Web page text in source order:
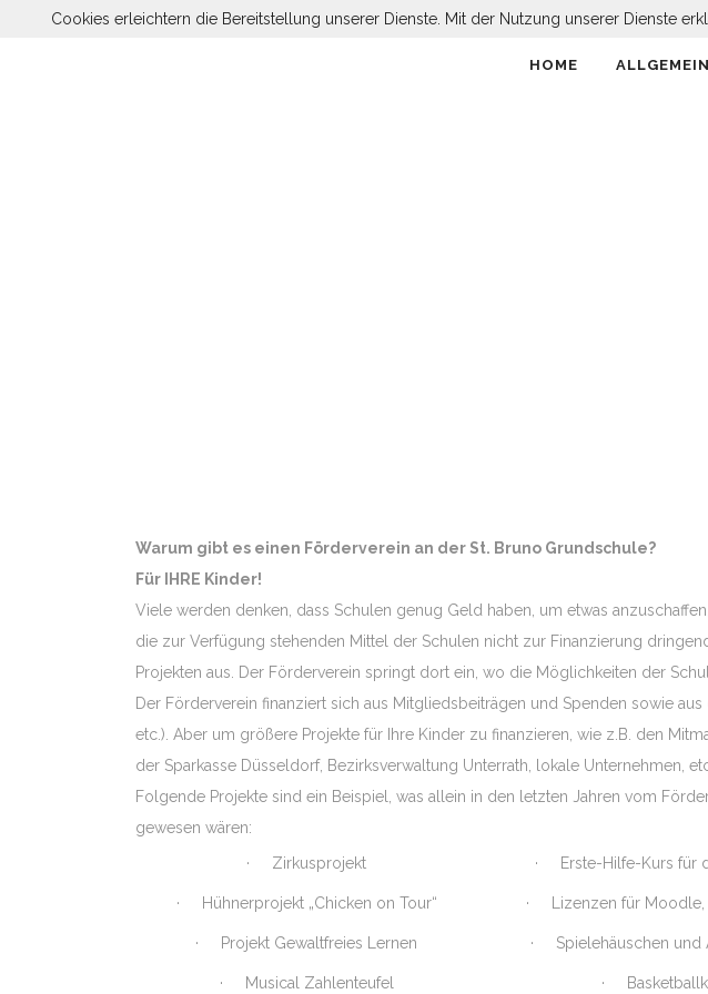
HOME
Warum gibt es einen Förderverein an der St. Bruno Grundschule?
Für IHRE Kinder!
Viele werden denken, dass Schulen genug Geld haben, um etwas
die zur Verfügung stehenden Mittel der Schulen nicht zur Finanzierung
Projekten aus. Der Förderverein springt dort ein, wo die Möglichkeiten der
Der Förderverein finanziert sich aus Mitgliedsbeiträgen und Spenden sowie
etc.). Aber um größere Projekte für Ihre Kinder zu finanzieren, wie z.B. den
der Sparkasse Düsseldorf, Bezirksverwaltung Unterrath, lokale Unternehmen,
Folgende Projekte sind ein Beispiel, was allein in den letzten Jahren vom
gewesen wären:
· Zirkusprojekt
· Erste-Hilfe-Kurs für
· Hühnerprojekt „Chicken on Tour“ · Lizenzen für Moodle,
· Projekt Gewaltfreies Lernen · Spielehäuschen und
· Musical Zahlenteufel ·
Cookies erleichtern die Bereitstellung unserer Dienste. Mit der Nutzung unserer Dienste